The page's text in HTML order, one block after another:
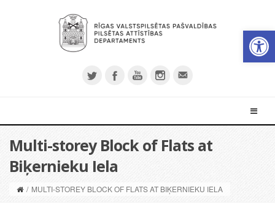
Multi-storey Block of Flats at
Biķernieku Iela
/ MULTI-STOREY BLOCK OF FLATS AT BIĶERNIEKU IELA